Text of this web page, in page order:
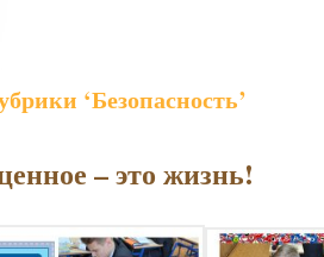
‘Безопасность’
– это жизнь!